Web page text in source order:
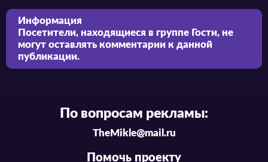
Информация
Посетители, находящиеся в группе Гости, не
могут оставлять комментарии к данной
публикации.
По вопросам рекламы:
TheMikle@mail.ru
Помочь проекту